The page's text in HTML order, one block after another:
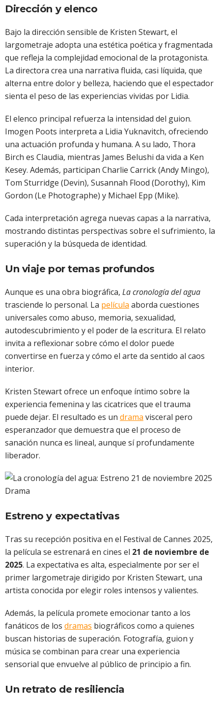
Dirección y elenco
Bajo la dirección sensible de Kristen Stewart, el
largometraje adopta una estética poética y fragmentada
que refleja la complejidad emocional de la protagonista.
La directora crea una narrativa fluida, casi líquida, que
alterna entre dolor y belleza, haciendo que el espectador
sienta el peso de las experiencias vividas por Lidia.
El elenco principal refuerza la intensidad del guion.
Imogen Poots interpreta a Lidia Yuknavitch, ofreciendo
una actuación profunda y humana. A su lado, Thora
Birch es Claudia, mientras James Belushi da vida a Ken
Kesey. Además, participan Charlie Carrick (Andy Mingo),
Tom Sturridge (Devin), Susannah Flood (Dorothy), Kim
Gordon (Le Photographe) y Michael Epp (Mike).
Cada interpretación agrega nuevas capas a la narrativa,
mostrando distintas perspectivas sobre el sufrimiento, la
superación y la búsqueda de identidad.
Un viaje por temas profundos
Aunque es una obra biográfica, La cronología del agua
trasciende lo personal. La película aborda cuestiones
universales como abuso, memoria, sexualidad,
autodescubrimiento y el poder de la escritura. El relato
invita a reflexionar sobre cómo el dolor puede
convertirse en fuerza y cómo el arte da sentido al caos
interior.
Kristen Stewart ofrece un enfoque íntimo sobre la
experiencia femenina y las cicatrices que el trauma
puede dejar. El resultado es un drama visceral pero
esperanzador que demuestra que el proceso de
sanación nunca es lineal, aunque sí profundamente
liberador.
Estreno y expectativas
Tras su recepción positiva en el Festival de Cannes 2025,
la película se estrenará en cines el 21 de noviembre de
2025. La expectativa es alta, especialmente por ser el
primer largometraje dirigido por Kristen Stewart, una
artista conocida por elegir roles intensos y valientes.
Además, la película promete emocionar tanto a los
fanáticos de los dramas biográficos como a quienes
buscan historias de superación. Fotografía, guion y
música se combinan para crear una experiencia
sensorial que envuelve al público de principio a fin.
Un retrato de resiliencia